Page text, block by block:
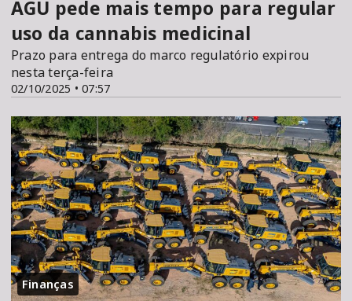
02/10/2025 • 07:57
AGU pede mais tempo para regular
uso da cannabis medicinal
Prazo para entrega do marco regulatório expirou
nesta terça-feira
Finanças